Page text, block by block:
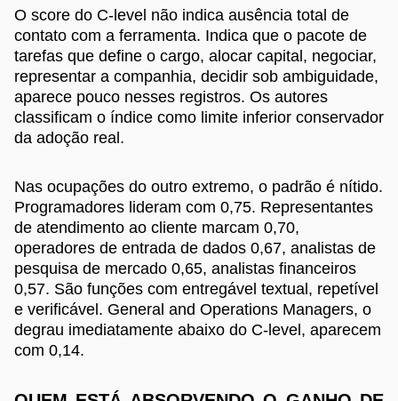
O score do C-level não indica ausência total de
contato com a ferramenta. Indica que o pacote de
tarefas que define o cargo, alocar capital, negociar,
representar a companhia, decidir sob ambiguidade,
aparece pouco nesses registros. Os autores
classificam o índice como limite inferior conservador
da adoção real.
Nas ocupações do outro extremo, o padrão é nítido.
Programadores lideram com 0,75. Representantes
de atendimento ao cliente marcam 0,70,
operadores de entrada de dados 0,67, analistas de
pesquisa de mercado 0,65, analistas financeiros
0,57. São funções com entregável textual, repetível
e verificável. General and Operations Managers, o
degrau imediatamente abaixo do C-level, aparecem
com 0,14.